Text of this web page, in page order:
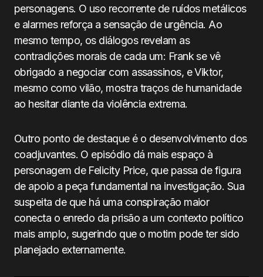
personagens. O uso recorrente de ruídos metálicos
e alarmes reforça a sensação de urgência. Ao
mesmo tempo, os diálogos revelam as
contradições morais de cada um: Frank se vê
obrigado a negociar com assassinos, e Viktor,
mesmo como vilão, mostra traços de humanidade
ao hesitar diante da violência extrema.
Outro ponto de destaque é o desenvolvimento dos
coadjuvantes. O episódio dá mais espaço à
personagem de Felicity Price, que passa de figura
de apoio a peça fundamental na investigação. Sua
suspeita de que há uma conspiração maior
conecta o enredo da prisão a um contexto político
mais amplo, sugerindo que o motim pode ter sido
planejado externamente.